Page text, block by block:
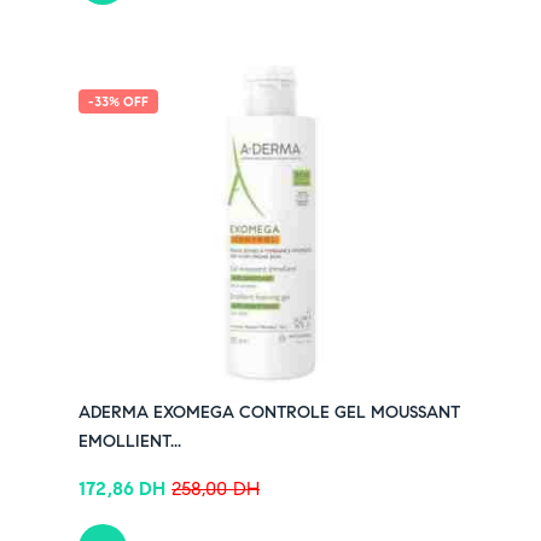
-33% OFF
ADERMA EXOMEGA CONTROLE GEL MOUSSANT
EMOLLIENT...
258,00DH
172,86 DH